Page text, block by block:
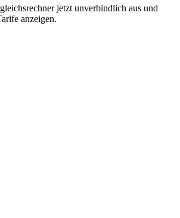
jetzt unverbindlich aus und
anzeigen.